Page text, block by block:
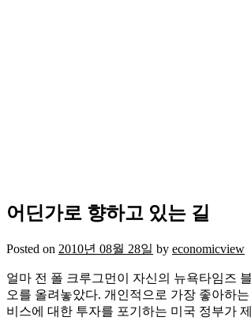
어딘가로 향하고 있는 길
Posted on 2010년 08월 28일 by economicview
얼마 전 폴 크루그먼이 자신의 뉴욕타임즈
오를 올려놓았다. 개인적으로 가장 좋아하
비스에 대한 투자를 포기하는 미국 정부가